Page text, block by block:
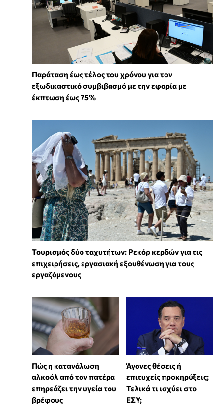
Παράταση έως τέλος του χρόνου για τον
εξωδικαστικό συμβιβασμό με την εφορία με
έκπτωση έως 75%
Τουρισμός δύο ταχυτήτων: Ρεκόρ κερδών για τις
επιχειρήσεις, εργασιακή εξουθένωση για τους
εργαζόμενους
Πώς η κατανάλωση
αλκοόλ από τον πατέρα
επηρεάζει την υγεία του
βρέφους
Άγονες θέσεις ή
επιτυχείς προκηρύξεις;
Τελικά τι ισχύει στο
ΕΣΥ;